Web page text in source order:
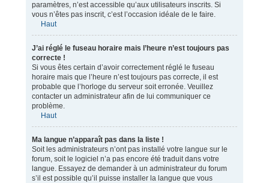
paramètres, n’est accessible qu’aux utilisateurs inscrits. Si
vous n’êtes pas inscrit, c’est l’occasion idéale de le faire.
Haut
J’ai réglé le fuseau horaire mais l’heure n’est toujours pas
correcte !
Si vous êtes certain d’avoir correctement réglé le fuseau
horaire mais que l’heure n’est toujours pas correcte, il est
probable que l’horloge du serveur soit erronée. Veuillez
contacter un administrateur afin de lui communiquer ce
problème.
Haut
Ma langue n’apparaît pas dans la liste !
Soit les administrateurs n’ont pas installé votre langue sur le
forum, soit le logiciel n’a pas encore été traduit dans votre
langue. Essayez de demander à un administrateur du forum
s’il est possible qu’il puisse installer la langue que vous